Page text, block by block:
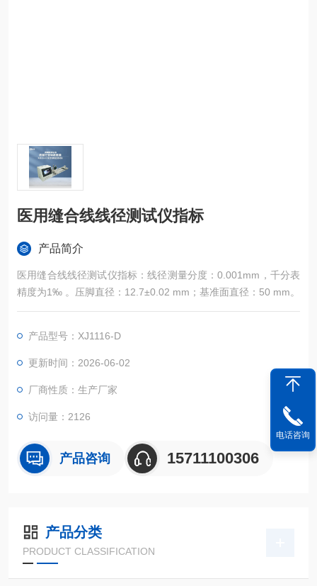
医用缝合线线径测试仪指标
产品简介
医用缝合线线径测试仪指标：线径测量分度：0.001mm，千分表
精度为1‰ 。压脚直径：12.7±0.02 mm；基准面直径：50 mm。
产品型号：XJ1116-D
更新时间：2026-06-02
厂商性质：生产厂家
访问量：2126
产品咨询 15711100306
产品分类
PRODUCT CLASSIFICATION
电话咨询